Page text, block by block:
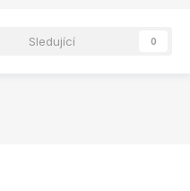
Sledující 0